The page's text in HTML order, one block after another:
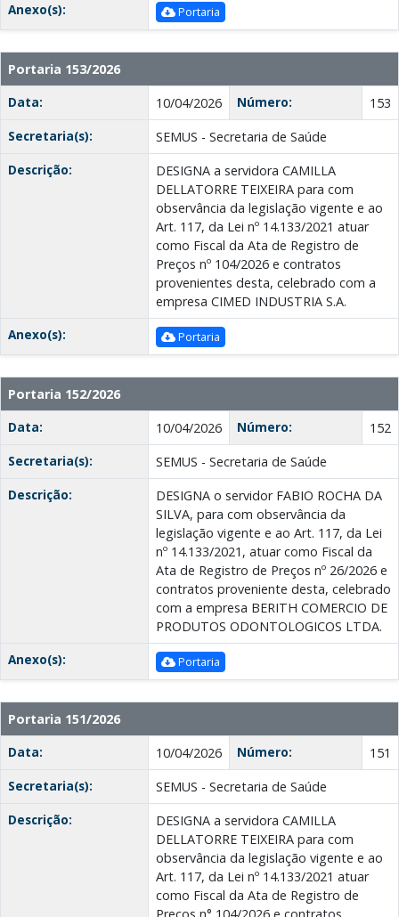
Anexo(s):
Portaria
Portaria 153/2026
Data:
10/04/2026 Número:
153
Secretaria(s):
SEMUS - Secretaria de Saúde
Descrição:
DESIGNA a servidora CAMILLA
DELLATORRE TEIXEIRA para com
observância da legislação vigente e ao
Art. 117, da Lei nº 14.133/2021 atuar
como Fiscal da Ata de Registro de
Preços nº 104/2026 e contratos
provenientes desta, celebrado com a
empresa CIMED INDUSTRIA S.A.
Anexo(s):
Portaria
Portaria 152/2026
Data:
10/04/2026 Número:
152
Secretaria(s):
SEMUS - Secretaria de Saúde
Descrição:
DESIGNA o servidor FABIO ROCHA DA
SILVA, para com observância da
legislação vigente e ao Art. 117, da Lei
nº 14.133/2021, atuar como Fiscal da
Ata de Registro de Preços nº 26/2026 e
contratos proveniente desta, celebrado
com a empresa BERITH COMERCIO DE
PRODUTOS ODONTOLOGICOS LTDА.
Anexo(s):
Portaria
Portaria 151/2026
Data:
10/04/2026 Número:
151
Secretaria(s):
SEMUS - Secretaria de Saúde
Descrição:
DESIGNA a servidora CAMILLA
DELLATORRE TEIXEIRA para com
observância da legislação vigente e ao
Art. 117, da Lei nº 14.133/2021 atuar
como Fiscal da Ata de Registro de